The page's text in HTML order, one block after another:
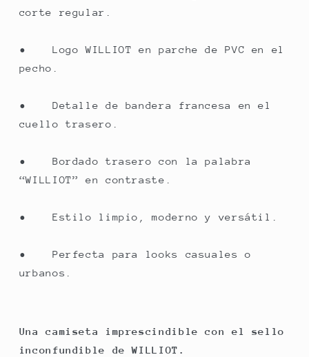
corte regular.
• Logo WILLIOT en parche de PVC en el
pecho.
• Detalle de bandera francesa en el
cuello trasero.
• Bordado trasero con la palabra
“WILLIOT” en contraste.
• Estilo limpio, moderno y versátil.
• Perfecta para looks casuales o
urbanos.
Una camiseta imprescindible con el sello
inconfundible de WILLIOT.